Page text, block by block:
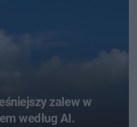
zalew w
według AI.